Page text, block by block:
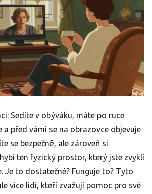
Sedíte v obýváku, máte po ruce
a před vámi se na obrazovce objevuje
se bezpečně, ale zároveň si
ten fyzický prostor, který jste zvyklí
Je to dostatečné? Funguje to? Tyto
více lidí, kteří zvažují pomoc pro své